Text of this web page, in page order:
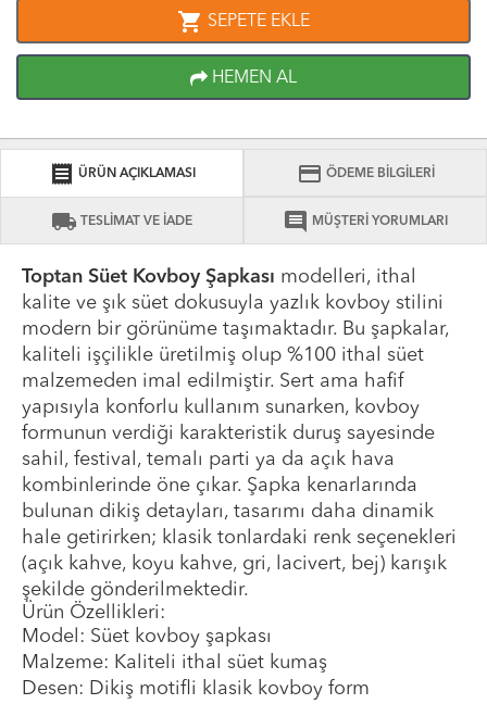
shopping_cart SEPETE EKLE
HEMEN AL
receipt ÜRÜN AÇIKLAMASI credit_card ÖDEME BİLGİLERİ
local_shipping TESLİMAT VE İADE comment MÜŞTERİ YORUMLARI
Toptan Süet Kovboy Şapkası modelleri, ithal
kalite ve şık süet dokusuyla yazlık kovboy stilini
modern bir görünüme taşımaktadır. Bu şapkalar,
kaliteli işçilikle üretilmiş olup %100 ithal süet
malzemeden imal edilmiştir. Sert ama hafif
yapısıyla konforlu kullanım sunarken, kovboy
formunun verdiği karakteristik duruş sayesinde
sahil, festival, temalı parti ya da açık hava
kombinlerinde öne çıkar. Şapka kenarlarında
bulunan dikiş detayları, tasarımı daha dinamik
hale getirirken; klasik tonlardaki renk seçenekleri
(açık kahve, koyu kahve, gri, lacivert, bej) karışık
şekilde gönderilmektedir.
Ürün Özellikleri:
Model: Süet kovboy şapkası
Malzeme: Kaliteli ithal süet kumaş
Desen: Dikiş motifli klasik kovboy form